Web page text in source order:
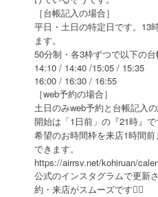
［台帳記入の場合］
平日・土日の特定日です。13
ます。
50分制・各3枠ずつで以下の台
14:10 / 14:40 /15:05 / 15:35
16:00 / 16:30 / 16:55
［web予約の場合］
土日のみweb予約と台帳記入
開始は「1日前」の『21時』で
希望のお時間枠を来店1時間
できます。
https://airrsv.net/kohiruan/
公式のインスタグラムで更新
約・来店がスムーズです🙆‍♀️